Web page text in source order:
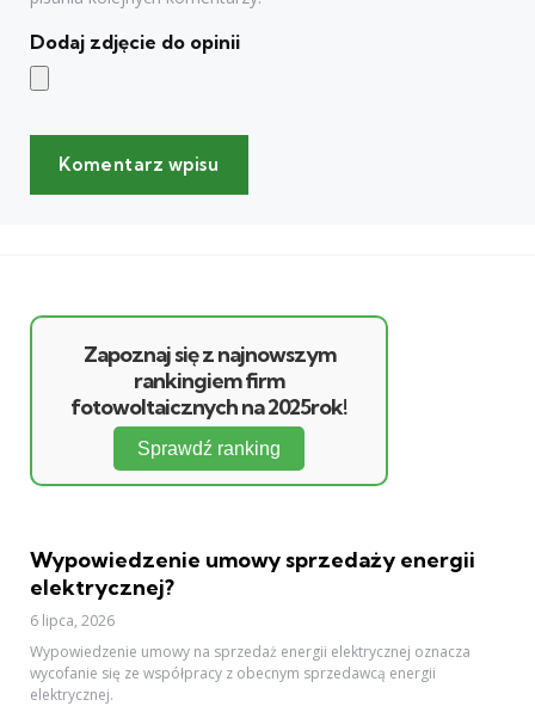
Dodaj zdjęcie do opinii
Zapoznaj się z najnowszym
rankingiem firm
fotowoltaicznych na 2025rok!
Sprawdź ranking
Wypowiedzenie umowy sprzedaży energii
elektrycznej?
6 lipca, 2026
Wypowiedzenie umowy na sprzedaż energii elektrycznej oznacza
wycofanie się ze współpracy z obecnym sprzedawcą energii
elektrycznej.